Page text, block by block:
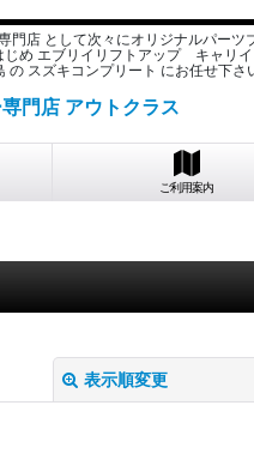
店 として次々にオリジナルパー
じめ エブリイリフトアップ キ
スズキコンプリート にお任せ下さ
門店 アウトクラス
ご利用案内
表示順変更